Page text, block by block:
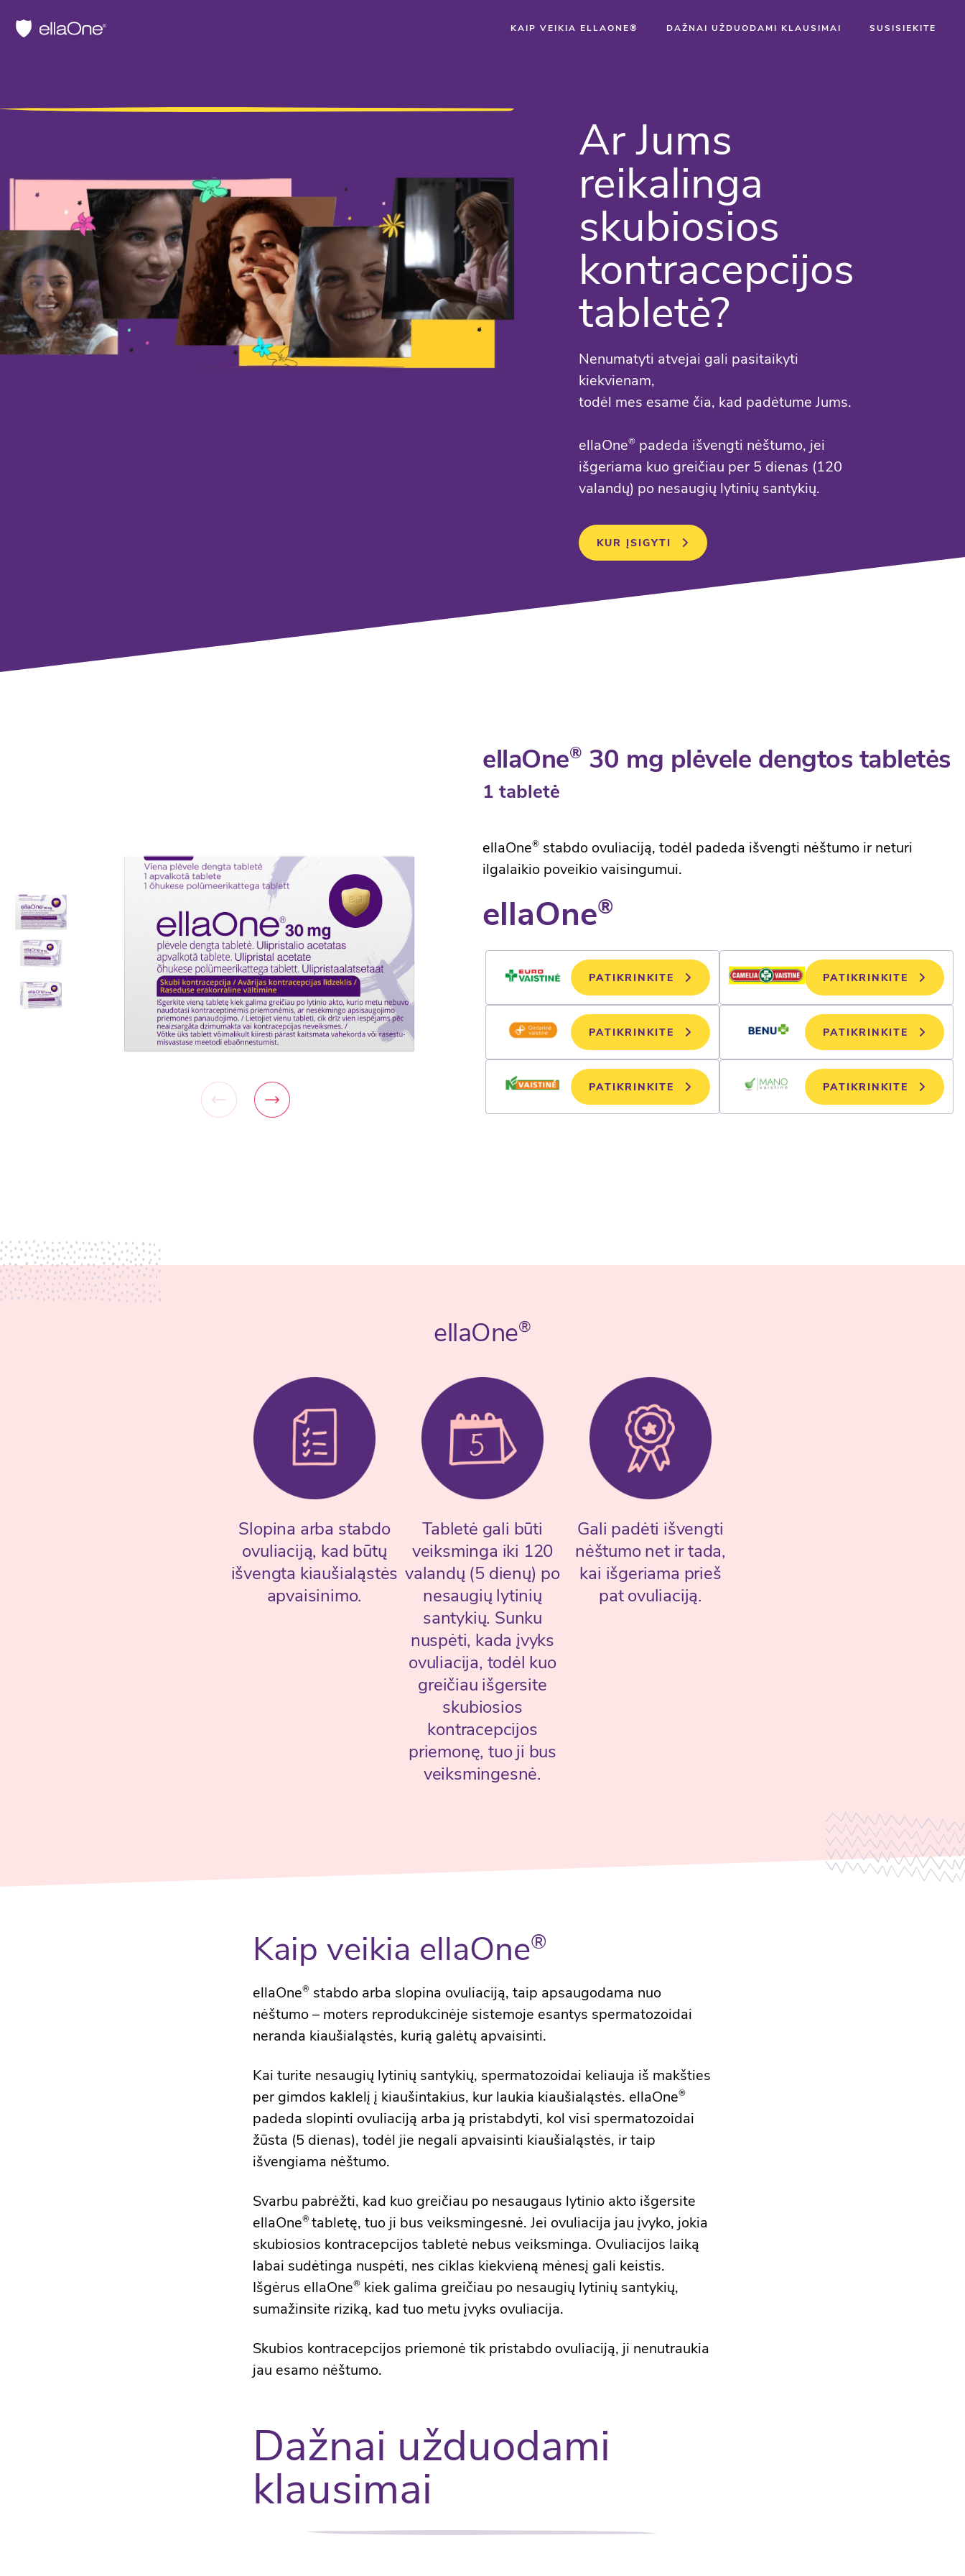
KAIP VEIKIA ELLAONE® DAŽNAI UŽDUODAMI KLAUSIMAI SUSISIEKITE
Ar Jums
reikalinga
skubiosios
kontracepcijos
tabletė?
Nenumatyti atvejai gali pasitaikyti
kiekvienam,
todėl mes esame čia, kad padėtume Jums.
ellaOne® padeda išvengti nėštumo, jei
išgeriama kuo greičiau per 5 dienas (120
valandų) po nesaugių lytinių santykių.
KUR ĮSIGYTI
ellaOne® 30 mg plėvele dengtos tabletės
1 tabletė
ellaOne® stabdo ovuliaciją, todėl padeda išvengti nėštumo ir neturi
ilgalaikio poveikio vaisingumui.
ellaOne®
PATIKRINKITE PATIKRINKITE
PATIKRINKITE PATIKRINKITE
PATIKRINKITE PATIKRINKITE
ellaOne®
Slopina arba stabdo
ovuliaciją, kad būtų
išvengta kiaušialąstės
apvaisinimo.
Tabletė gali būti
veiksminga iki 120
valandų (5 dienų) po
nesaugių lytinių
santykių. Sunku
nuspėti, kada įvyks
ovuliacija, todėl kuo
greičiau išgersite
skubiosios
kontracepcijos
priemonę, tuo ji bus
veiksmingesnė.
Gali padėti išvengti
nėštumo net ir tada,
kai išgeriama prieš
pat ovuliaciją.
Kaip veikia ellaOne®
ellaOne® stabdo arba slopina ovuliaciją, taip apsaugodama nuo
nėštumo – moters reprodukcinėje sistemoje esantys spermatozoidai
neranda kiaušialąstės, kurią galėtų apvaisinti.
Kai turite nesaugių lytinių santykių, spermatozoidai keliauja iš makšties
per gimdos kaklelį į kiaušintakius, kur laukia kiaušialąstės. ellaOne®
padeda slopinti ovuliaciją arba ją pristabdyti, kol visi spermatozoidai
žūsta (5 dienas), todėl jie negali apvaisinti kiaušialąstės, ir taip
išvengiama nėštumo.
Svarbu pabrėžti, kad kuo greičiau po nesaugaus lytinio akto išgersite
ellaOne®tabletę, tuo ji bus veiksmingesnė. Jei ovuliacija jau įvyko, jokia
skubiosios kontracepcijos tabletė nebus veiksminga. Ovuliacijos laiką
labai sudėtinga nuspėti, nes ciklas kiekvieną mėnesį gali keistis.
Išgėrus ellaOne® kiek galima greičiau po nesaugių lytinių santykių,
sumažinsite riziką, kad tuo metu įvyks ovuliacija.
Skubios kontracepcijos priemonė tik pristabdo ovuliaciją, ji nenutraukia
jau esamo nėštumo.
Dažnai užduodami
klausimai